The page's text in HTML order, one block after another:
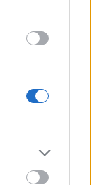
jellemző
elhozta a
magazin
körbe,